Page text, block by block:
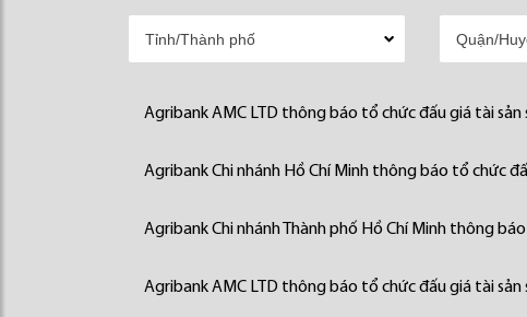
Agribank AMC LTD thông báo tổ chức đấu giá tài sản
Agribank Chi nhánh Hồ Chí Minh thông báo tổ chức
Agribank Chi nhánh Thành phố Hồ Chí Minh thông
Agribank AMC LTD thông báo tổ chức đấu giá tài sản